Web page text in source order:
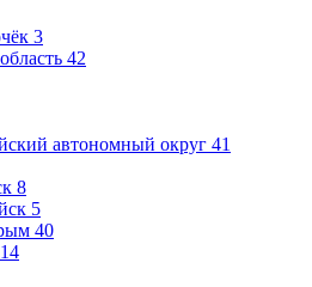
3
42
автономный округ 41
8
5
40
14